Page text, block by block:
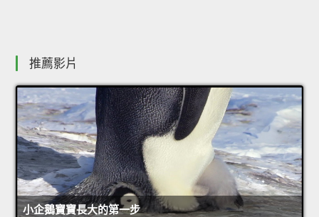
推薦影片
小企鵝寶寶長大的第一步